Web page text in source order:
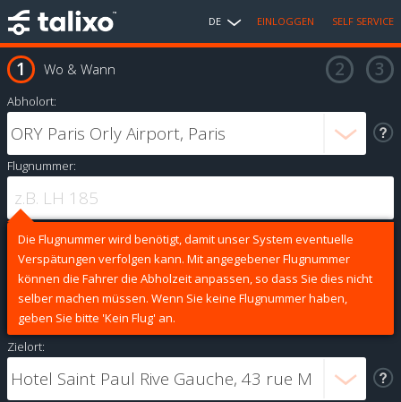
DE EINLOGGEN SELF SERVICE
Wo & Wann
Abholort:
Flugnummer:
Die Flugnummer wird benötigt, damit unser System eventuelle
Verspätungen verfolgen kann. Mit angegebener Flugnummer
können die Fahrer die Abholzeit anpassen, so dass Sie dies nicht
selber machen müssen. Wenn Sie keine Flugnummer haben,
geben Sie bitte 'Kein Flug' an.
Zielort: